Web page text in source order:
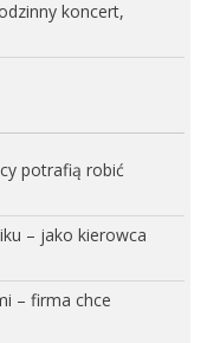
koncert,
potrafią robić
– jako kierowca
– firma chce